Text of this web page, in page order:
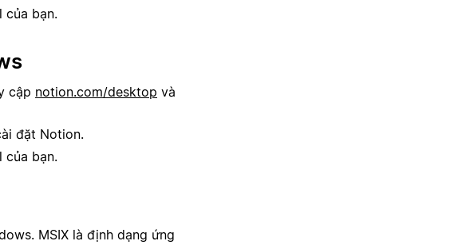
của bạn.
cập notion.com/desktop và
đặt Notion.
của bạn.
MSIX là định dạng ứng